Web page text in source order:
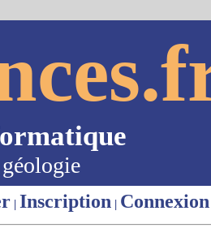
| Inscription | Connexion